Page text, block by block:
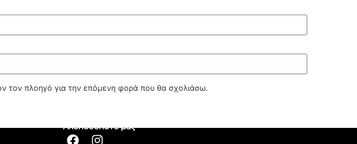
τον πλοηγό για την επόμενη φορά που θα σχολιάσω.
Ακολουθήστε μας